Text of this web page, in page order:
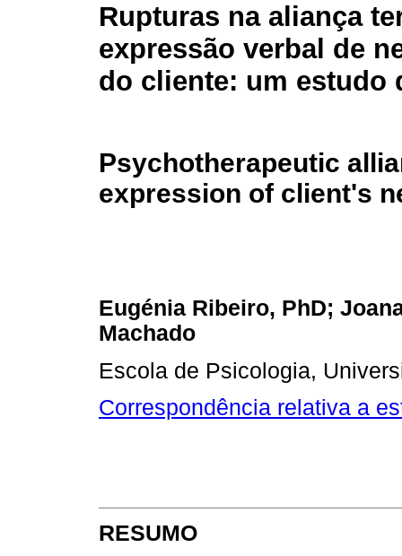
Rupturas na aliança
expressão verbal de
do cliente: um estudo
Psychotherapeutic
expression of client's
Eugénia Ribeiro, PhD;
Machado
Escola de Psicologia,
Correspondência relativa a
RESUMO